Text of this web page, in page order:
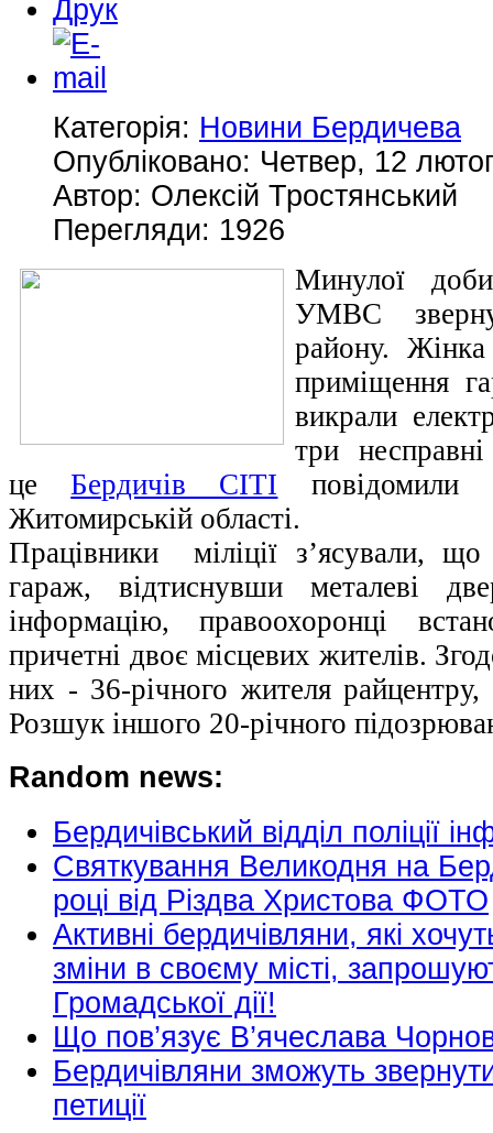
Категорія: Новини Бердичева
Опубліковано: Четвер, 12
Автор: Олексій Тростянський
Перегляди: 1926
Минулої
УМВС
району.
приміщення
викрали
три
це Бердичів СІТІ
Житомирській області.
Працівники міліції з’ясували,
гараж, відтиснувши металеві
інформацію, правоохоронці
причетні двоє місцевих жителів.
них - 36-річного жителя
Розшук іншого 20-річного
Random news:
Бердичівський відділ поліції
Святкування Великодня на
році від Різдва Христова ФОТО
Активні бердичівляни, які
зміни в своєму місті,
Громадської дії!
Що пов’язує В’ячеслава
Бердичівляни зможуть
петиції